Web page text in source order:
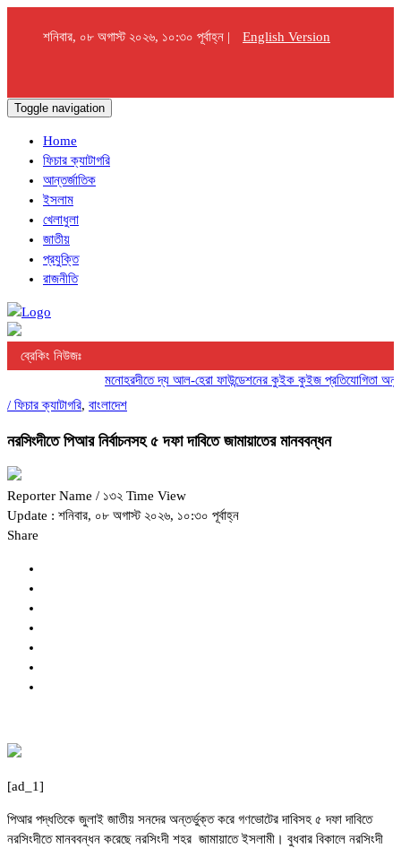
শনিবার, ০৮ অগাস্ট ২০২৬, ১০:৩০ পূর্বাহ্ন | English Version
Toggle navigation
Home
ফিচার ক্যাটাগরি
আন্তর্জাতিক
ইসলাম
খেলাধুলা
জাতীয়
প্রযুক্তি
রাজনীতি
ব্রেকিং নিউজঃ
মনোহরদীতে দ্য আল-হেরা ফাউন্ডেশনের কুইক কুইজ প্রতিযোগিতা অনুষ্ঠিত
/ ফিচার ক্যাটাগরি, বাংলাদেশ
নরসিংদীতে পিআর নির্বাচনসহ ৫ দফা দাবিতে জামায়াতের মানববন্ধন
Reporter Name / ১৩২ Time View
Update : শনিবার, ০৮ অগাস্ট ২০২৬, ১০:৩০ পূর্বাহ্ন
Share
[ad_1]
পিআর পদ্ধতিকে জুলাই জাতীয় সনদের অন্তর্ভুক্ত করে গণভোটের দাবিসহ ৫ দফা দাবিতে
নরসিংদীতে মানববন্ধন করেছে নরসিংদী শহর জামায়াতে ইসলামী। বুধবার বিকালে নরসিংদী